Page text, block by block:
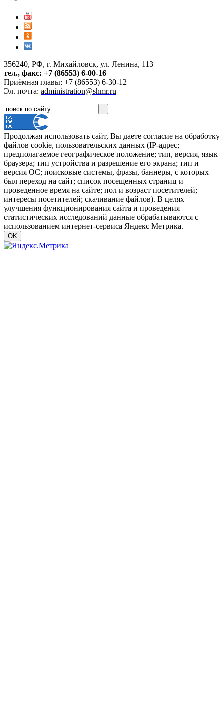
356240, РФ, г. Михайловск, ул. Ленина, 113
тел., факс: +7 (86553) 6-00-16
Приёмная главы: +7 (86553) 6-30-12
Эл. почта: administration@shmr.ru
Продолжая использовать сайт, Вы даете согласие на обработку
файлов cookie, пользовательских данных (IP-адрес;
предполагаемое географическое положение; тип, версия, язык
браузера; тип устройства и разрешение его экрана; тип и
версия ОС; поисковые системы, фразы, баннеры, с которых
был переход на сайт; список посещенных страниц и
проведенное время на сайте; пол и возраст посетителей;
интересы посетителей; скачивание файлов). В целях
улучшения функционирования сайта и проведения
статистических исследований данные обрабатываются с
использованием интернет-сервиса Яндекс Метрика.
OK